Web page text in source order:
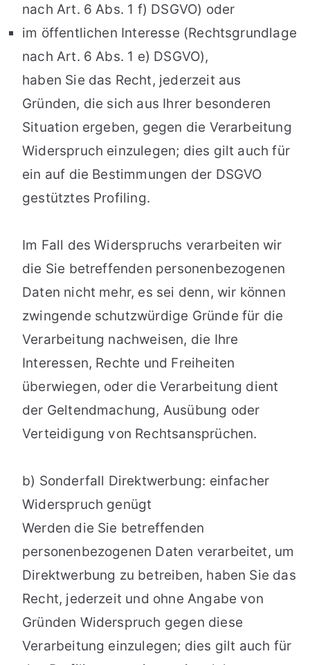
nach Art. 6 Abs. 1 f) DSGVO) oder
im öffentlichen Interesse (Rechtsgrundlage
nach Art. 6 Abs. 1 e) DSGVO),
haben Sie das Recht, jederzeit aus
Gründen, die sich aus Ihrer besonderen
Situation ergeben, gegen die Verarbeitung
Widerspruch einzulegen; dies gilt auch für
ein auf die Bestimmungen der DSGVO
gestütztes Profiling.
Im Fall des Widerspruchs verarbeiten wir
die Sie betreffenden personenbezogenen
Daten nicht mehr, es sei denn, wir können
zwingende schutzwürdige Gründe für die
Verarbeitung nachweisen, die Ihre
Interessen, Rechte und Freiheiten
überwiegen, oder die Verarbeitung dient
der Geltendmachung, Ausübung oder
Verteidigung von Rechtsansprüchen.
b) Sonderfall Direktwerbung: einfacher
Widerspruch genügt
Werden die Sie betreffenden
personenbezogenen Daten verarbeitet, um
Direktwerbung zu betreiben, haben Sie das
Recht, jederzeit und ohne Angabe von
Gründen Widerspruch gegen diese
Verarbeitung einzulegen; dies gilt auch für